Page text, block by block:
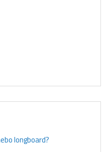
longboard?